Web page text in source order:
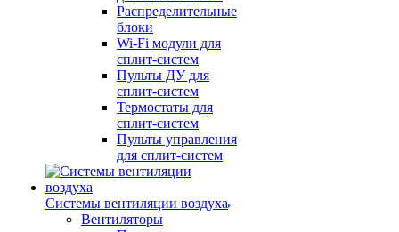
Распределительные
блоки
Wi-Fi модули для
сплит-систем
Пульты ДУ для
сплит-систем
Термостаты для
сплит-систем
Пульты управления
для сплит-систем
Системы вентиляции воздуха
Вентиляторы